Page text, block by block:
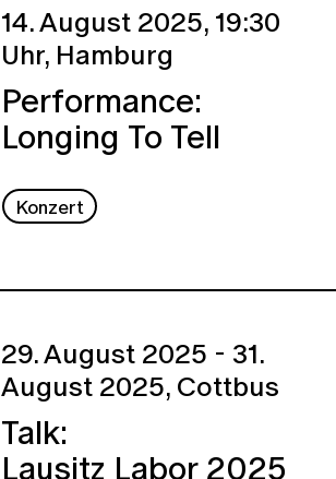
14. August 2025,19:30
Uhr, Hamburg
Performance:
Longing To Tell
Konzert
29. August 2025 - 31.
August 2025,Cottbus
Talk:
Lausitz Labor 2025